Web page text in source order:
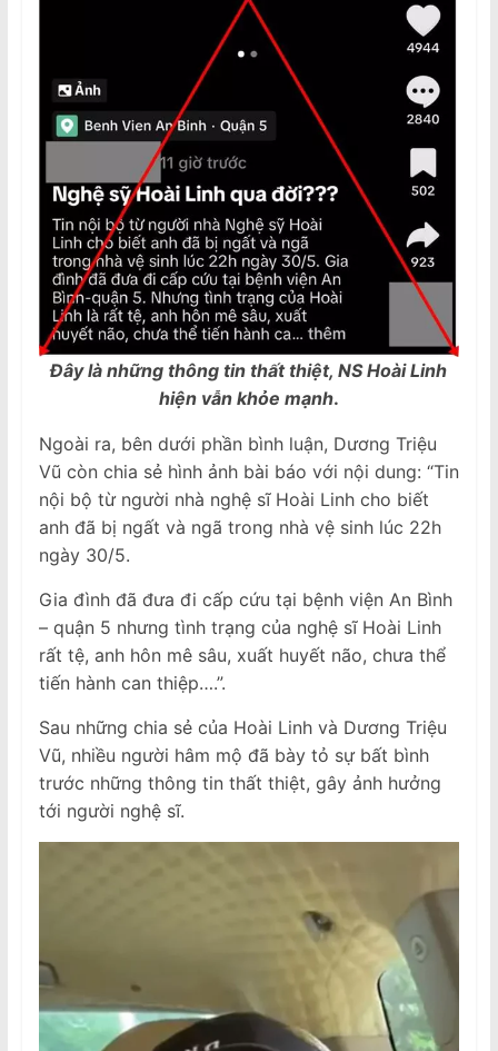
Đây là những thông tin thất thiệt, NS Hoài Linh
hiện vẫn khỏe mạnh.
Ngoài ra, bên dưới phần bình luận, Dương Triệu
Vũ còn chia sẻ hình ảnh bài báo với nội dung: “Tin
nội bộ từ người nhà nghệ sĩ Hoài Linh cho biết
anh đã bị ngất và ngã trong nhà vệ sinh lúc 22h
ngày 30/5.
Gia đình đã đưa đi cấp cứu tại bệnh viện An Bình
– quận 5 nhưng tình trạng của nghệ sĩ Hoài Linh
rất tệ, anh hôn mê sâu, xuất huyết não, chưa thể
tiến hành can thiệp….”.
Sau những chia sẻ của Hoài Linh và Dương Triệu
Vũ, nhiều người hâm mộ đã bày tỏ sự bất bình
trước những thông tin thất thiệt, gây ảnh hưởng
tới người nghệ sĩ.